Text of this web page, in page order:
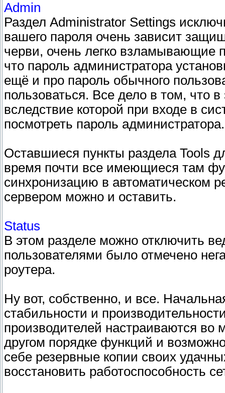
Admin
Раздел Administrator Settings
вашего пароля очень зависит
черви, очень легко взламывающие
что пароль администратора
ещё и про пароль обычного
пользоваться. Все дело в том, что
вследствие которой при входе в
посмотреть пароль
Оставшиеся пункты раздела Tools
время почти все имеющиеся там
синхронизацию в автоматическом
сервером можно и оставить.
Status
В этом разделе можно отключить
пользователями было отмечено
роутера.
Ну вот, собственно, и все.
стабильности и
производителей настраиваются во
другом порядке функций и
себе резервные копии своих
восстановить работоспособность